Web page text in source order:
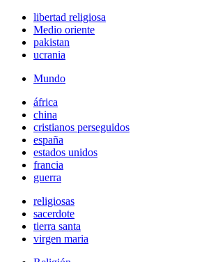
libertad religiosa
Medio oriente
pakistan
ucrania
Mundo
áfrica
china
cristianos perseguidos
españa
estados unidos
francia
guerra
religiosas
sacerdote
tierra santa
virgen maria